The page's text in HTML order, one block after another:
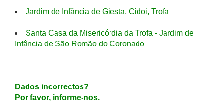
Jardim de Infância de Giesta, Cidoi, Trofa
Santa Casa da Misericórdia da Trofa - Jardim de
Infância de São Romão do Coronado
Dados incorrectos?
Por favor, informe-nos.